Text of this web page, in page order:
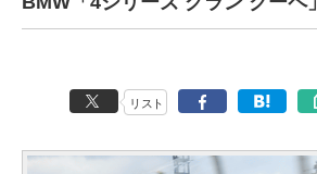
リスト